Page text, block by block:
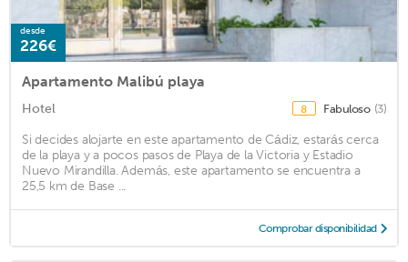
desde
226€
Apartamento Malibú playa
Hotel 8 Fabuloso (3)
Si decides alojarte en este apartamento de Cádiz, estarás cerca
de la playa y a pocos pasos de Playa de la Victoria y Estadio
Nuevo Mirandilla. Además, este apartamento se encuentra a
25,5 km de Base ...
Comprobar disponibilidad